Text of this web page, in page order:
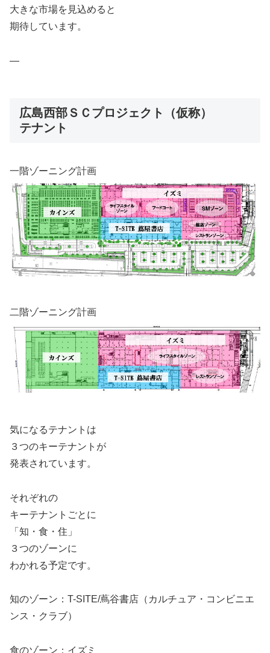
大きな市場を見込めると
期待しています。
—
広島西部ＳＣプロジェクト（仮称）
テナント
一階ゾーニング計画
二階ゾーニング計画
気になるテナントは
３つのキーテナントが
発表されています。
それぞれの
キーテナントごとに
「知・食・住」
３つのゾーンに
わかれる予定です。
知のゾーン：T-SITE/蔦谷書店（カルチュア・コンビニエ
ンス・クラブ）
食のゾーン：イズミ